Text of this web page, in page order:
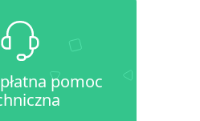
pomoc